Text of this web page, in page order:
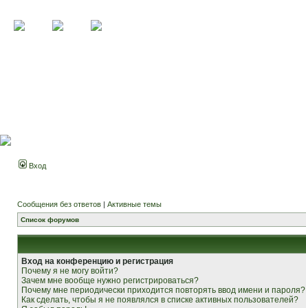
Вход
Сообщения без ответов | Активные темы
Список форумов
Вход на конференцию и регистрация
Почему я не могу войти?
Зачем мне вообще нужно регистрироваться?
Почему мне периодически приходится повторять ввод имени и пароля?
Как сделать, чтобы я не появлялся в списке активных пользователей?